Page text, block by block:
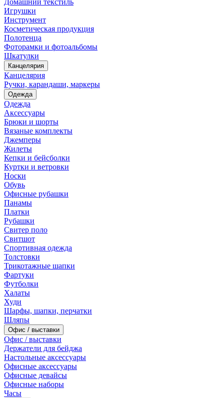
Игрушки
Инструмент
Косметическая продукция
Полотенца
Фоторамки и фотоальбомы
Шкатулки
Канцелярия
Канцелярия
Ручки, карандаши, маркеры
Одежда
Одежда
Аксессуары
Брюки и шорты
Вязаные комплекты
Джемперы
Жилеты
Кепки и бейсболки
Куртки и ветровки
Носки
Обувь
Офисные рубашки
Панамы
Платки
Рубашки
Свитер поло
Свитшот
Спортивная одежда
Толстовки
Трикотажные шапки
Фартуки
Футболки
Халаты
Худи
Шарфы, шапки, перчатки
Шляпы
Офис / выставки
Офис / выставки
Держатели для бейджа
Настольные аксессуары
Офисные аксессуары
Офисные девайсы
Офисные наборы
Часы